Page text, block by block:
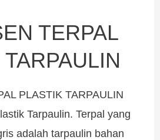
TERPAL
PLASTIK TARPAULIN
Tarpaulin. Terpal yang
adalah tarpaulin bahan